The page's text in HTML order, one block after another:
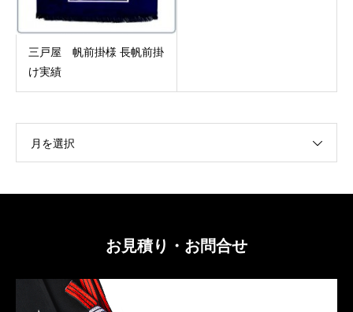
三戸屋 帆前掛様 長帆前掛
け実績
月を選択
お見積り・お問合せ